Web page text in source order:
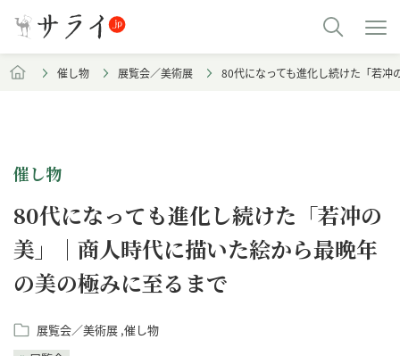
催し物 展覧会／美術展 80代になっても進化し続けた「若
催し物
80代になっても進化し続けた「若冲の
美」｜商人時代に描いた絵から最晩年
の美の極みに至るまで
展覧会／美術展 催し物